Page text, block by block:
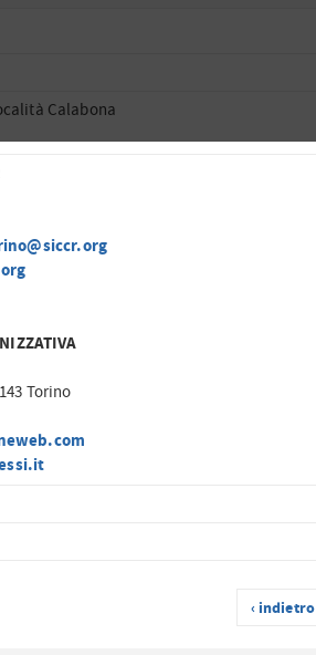
Calabona
Torino
‹ indietro